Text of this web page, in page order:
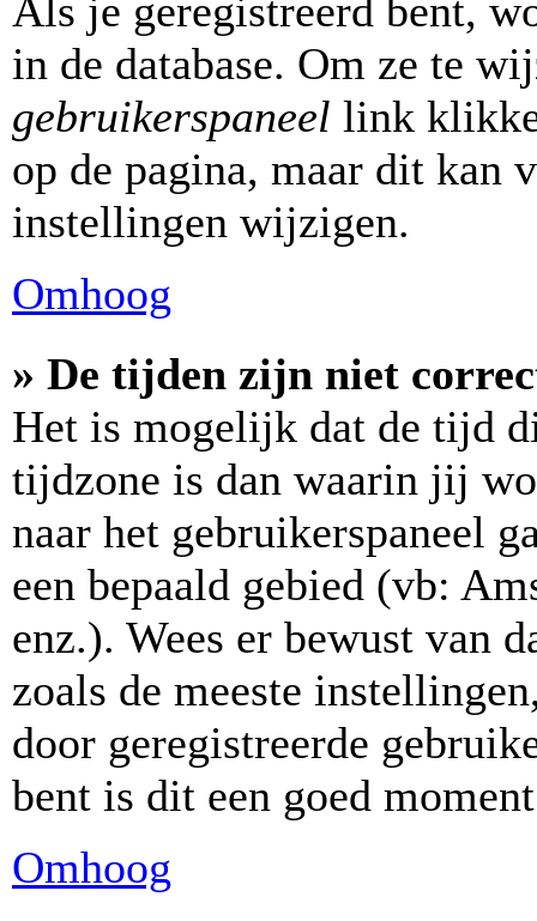
Als je geregistreerd bent,
in de database. Om ze te
gebruikerspaneel link
op de pagina, maar dit kan
instellingen wijzigen.
Omhoog
» De tijden zijn niet
Het is mogelijk dat de tijd
tijdzone is dan waarin jij
naar het gebruikerspaneel
een bepaald gebied (vb:
enz.). Wees er bewust van
zoals de meeste
door geregistreerde
bent is dit een goed
Omhoog